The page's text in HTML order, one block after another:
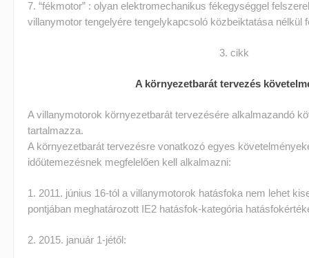
7. “fékmotor” : olyan elektromechanikus fékegységgel
villanymotor tengelyére tengelykapcsoló közbeiktatása nélkül
3. cikk
A környezetbarát tervezés
A villanymotorok környezetbarát tervezésére alkalmazandó
tartalmazza.
A környezetbarát tervezésre vonatkozó egyes
időütemezésnek megfelelően kell alkalmazni:
1. 2011. június 16-tól a villanymotorok hatásfoka nem lehet
pontjában meghatározott IE2 hatásfok-kategória
2. 2015. január 1-jétől: